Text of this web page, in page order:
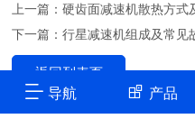
上一篇：硬齿面减速机散热方式
下一篇：行星减速机组成及常见
返回列表页
导航 产品